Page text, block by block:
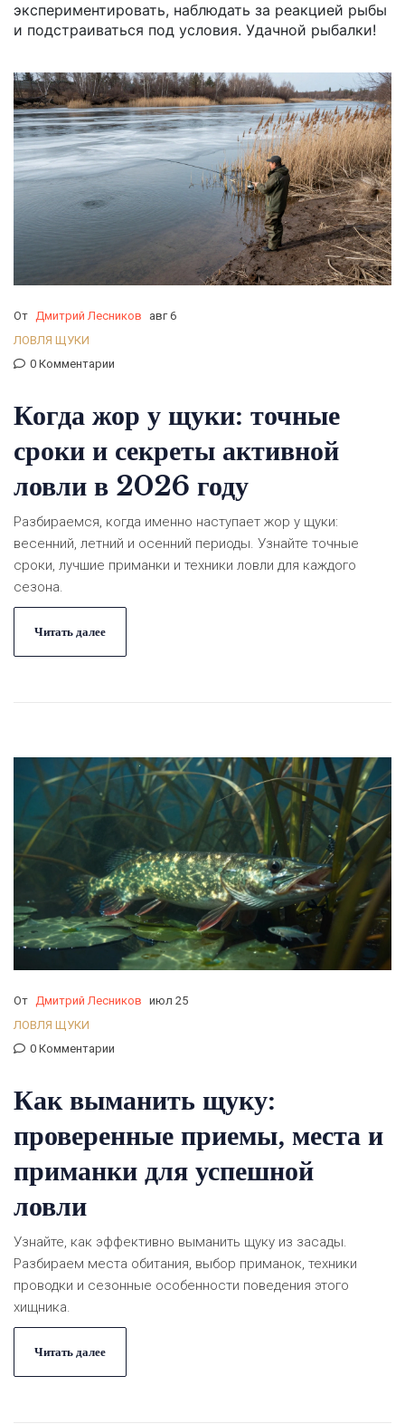
экспериментировать, наблюдать за реакцией рыбы
и подстраиваться под условия. Удачной рыбалки!
От Дмитрий Лесников
авг 6
ЛОВЛЯ ЩУКИ
0 Комментарии
Когда жор у щуки: точные
сроки и секреты активной
ловли в 2026 году
Разбираемся, когда именно наступает жор у щуки:
весенний, летний и осенний периоды. Узнайте точные
сроки, лучшие приманки и техники ловли для каждого
сезона.
Читать далее
От Дмитрий Лесников июл 25
ЛОВЛЯ ЩУКИ
0 Комментарии
Как выманить щуку:
проверенные приемы, места и
приманки для успешной
ловли
Узнайте, как эффективно выманить щуку из засады.
Разбираем места обитания, выбор приманок, техники
проводки и сезонные особенности поведения этого
хищника.
Читать далее